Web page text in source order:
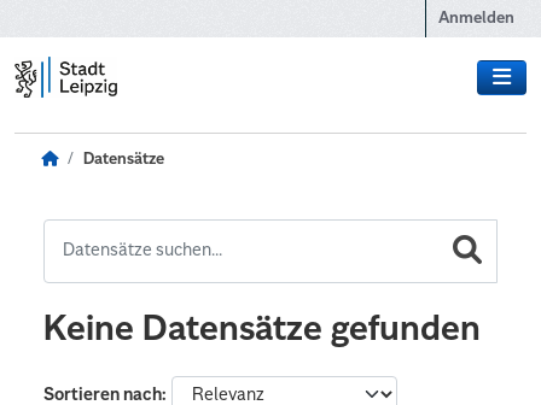
Anmelden
Datensätze
Keine Datensätze gefunden
Sortieren nach